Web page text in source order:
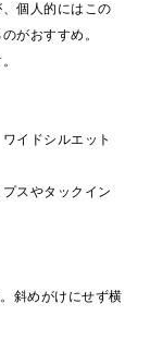
個人的にはこの
がおすすめ。
イドシルエット
スやタックイン
斜めがけにせず横